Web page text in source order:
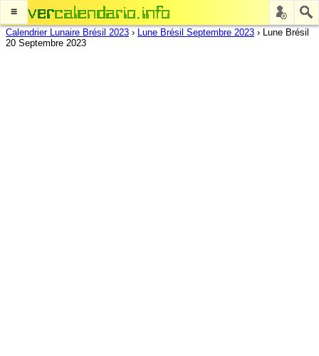
≡
Calendrier Lunaire Brésil 2023 › Lune Brésil Septembre 2023 › Lune Brésil
20 Septembre 2023